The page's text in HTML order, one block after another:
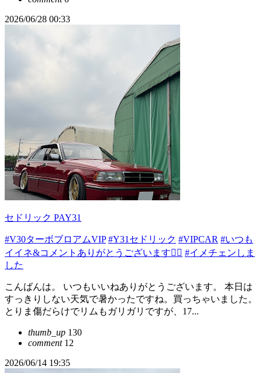
2026/06/28 00:33
セドリック PAY31
#V30ターボブロアムVIP #Y31セドリック #VIPCAR #いつも
イイネ&コメントありがとうございます🙇‍♂️ #イメチェンしま
した
こんばんは。 いつもいいねありがとうございます。 本日は
すっきりしない天気で暑かったですね。買っちゃいました。
とりま傷だらけでリムもガリガリですが、17...
thumb_up 130
comment12
2026/06/14 19:35